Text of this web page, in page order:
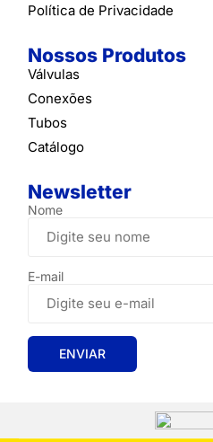
Política de Privacidade
Nossos Produtos
Válvulas
Conexões
Tubos
Catálogo
Newsletter
Nome
E-mail